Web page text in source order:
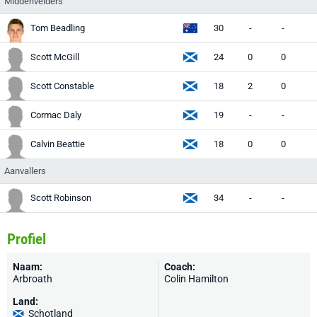
Tom Beadling 30 - -
Scott McGill 24 0 0
Scott Constable 18 2 0
Cormac Daly 19 - -
Calvin Beattie 18 0 0
Aanvallers
Scott Robinson 34 - -
Profiel
Naam:
Arbroath
Land:
Schotland
Coach:
Colin Hamilton